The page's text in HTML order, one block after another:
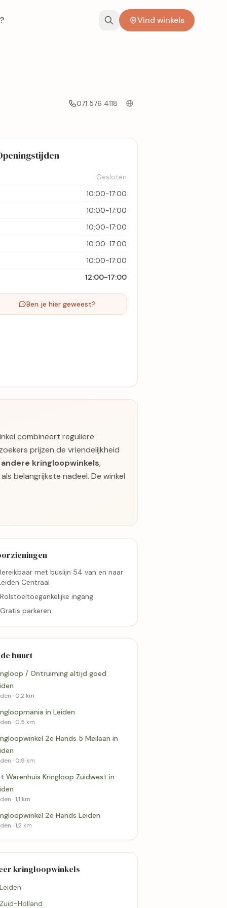
Vind winkels
071 576 4118
Gesloten
10:00-17:00
10:00-17:00
10:00-17:00
10:00-17:00
10:00-17:00
12:00-17:00
Ben je hier geweest?
combineert reguliere
prijzen de vriendelijkheid
kringloopwinkels,
belangrijkste nadeel. De winkel
met buslijn 54 van en naar
Centraal
Rolstoeltoegankelijke ingang
Gratis parkeren
buurt
/ Ontruiming altijd goed
· 0,2 km
in Leiden
· 0,5 km
2e Hands 5 Meilaan in
· 0,9 km
Warenhuis Kringloop Zuidwest in
· 1,1 km
2e Hands Leiden
· 1,2 km
kringloopwinkels
Holland